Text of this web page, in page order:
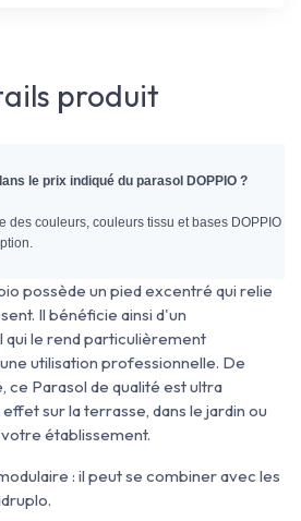
produit
le prix indiqué du parasol DOPPIO ?
des couleurs, couleurs tissu et bases DOPPIO
possède un pied excentré qui relie
Il bénéficie ainsi d'un
le rend particulièrement
utilisation professionnelle. De
Parasol de qualité est ultra
sur la terrasse, dans le jardin ou
établissement.
: il peut se combiner avec les